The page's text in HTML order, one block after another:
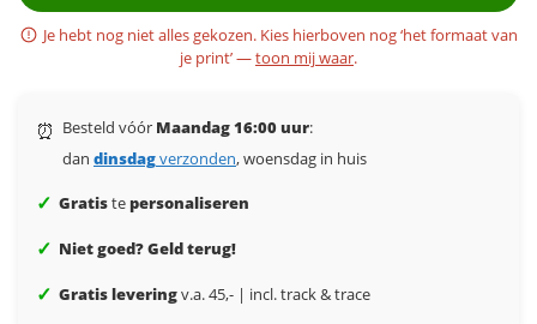
Je hebt nog niet alles gekozen. Kies hierboven nog ‘het formaat van
je print’ —toon mij waar.
⏰ Besteld vóór Maandag 16:00 uur:
dan dinsdagverzonden, woensdag in huis
✓ Gratistepersonaliseren
✓ Niet goed? Geld terug!
✓ Gratis leveringv.a. 45,- | incl. track & trace